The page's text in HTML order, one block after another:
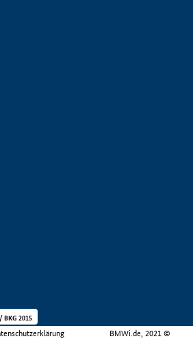
BMWi.de, 2021 ©
BKG 2015